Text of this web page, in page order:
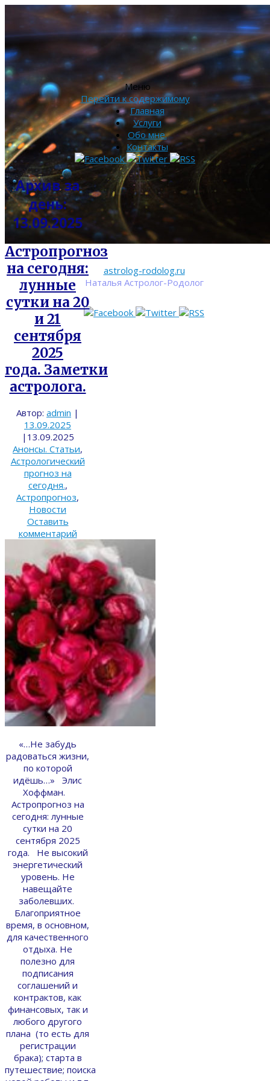
astrolog-rodolog.ru
Наталья Астролог-Родолог
Меню
Перейти к содержимому
Главная
Услуги
Обо мне.
Контакты
Архив за
день:
13.09.2025
Астропрогноз
на сегодня:
лунные
сутки на 20
и 21
сентября
2025
года. Заметки
астролога.
Автор: admin |
13.09.2025
| 13.09.2025
Анонсы. Статьи,
Астрологический
прогноз на
сегодня.,
Астропрогноз,
Новости
Оставить
комментарий
«…Не забудь
радоваться жизни,
по которой
идёшь…» Элис
Хоффман.
Астропрогноз на
сегодня: лунные
сутки на 20
сентября 2025
года. Не высокий
энергетический
уровень. Не
навещайте
заболевших.
Благоприятное
время, в основном,
для качественного
отдыха. Не
полезно для
подписания
соглашений и
контрактов, как
финансовых, так и
любого другого
плана (то есть для
регистрации
брака); старта в
путешествие; поиска